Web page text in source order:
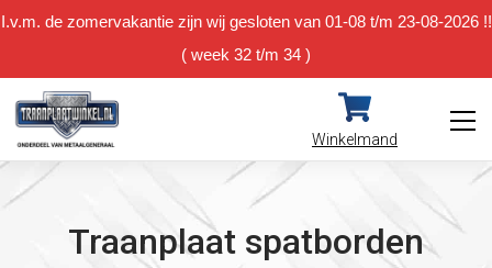
I.v.m. de zomervakantie zijn wij gesloten van 01-08 t/m 23-08-2026 !!
( week 32 t/m 34 )
Winkelmand
Traanplaat spatborden